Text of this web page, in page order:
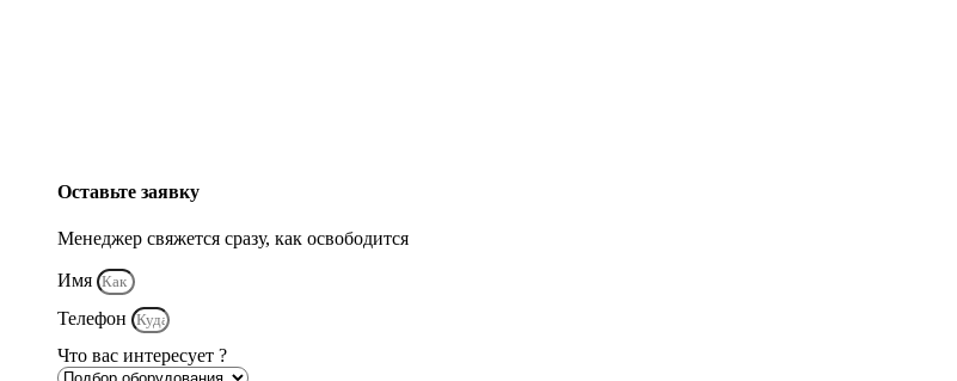
Оставьте заявку
Менеджер свяжется сразу, как освободится
Имя
Телефон
Что вас интересует ?